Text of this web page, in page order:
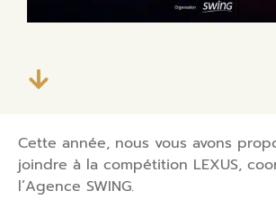
Cette année, nous vous avons
joindre à la compétition LEXUS,
l’Agence SWING.